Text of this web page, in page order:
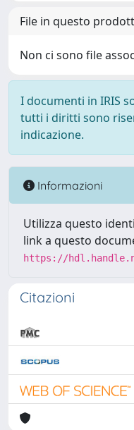
File in questo
Non ci sono file
I documenti in IRIS
tutti i diritti sono
indicazione.
Informazioni
Utilizza questo
link a questo
https://
Citazioni